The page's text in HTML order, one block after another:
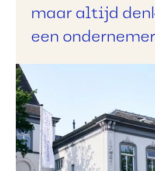
maar altijd
een